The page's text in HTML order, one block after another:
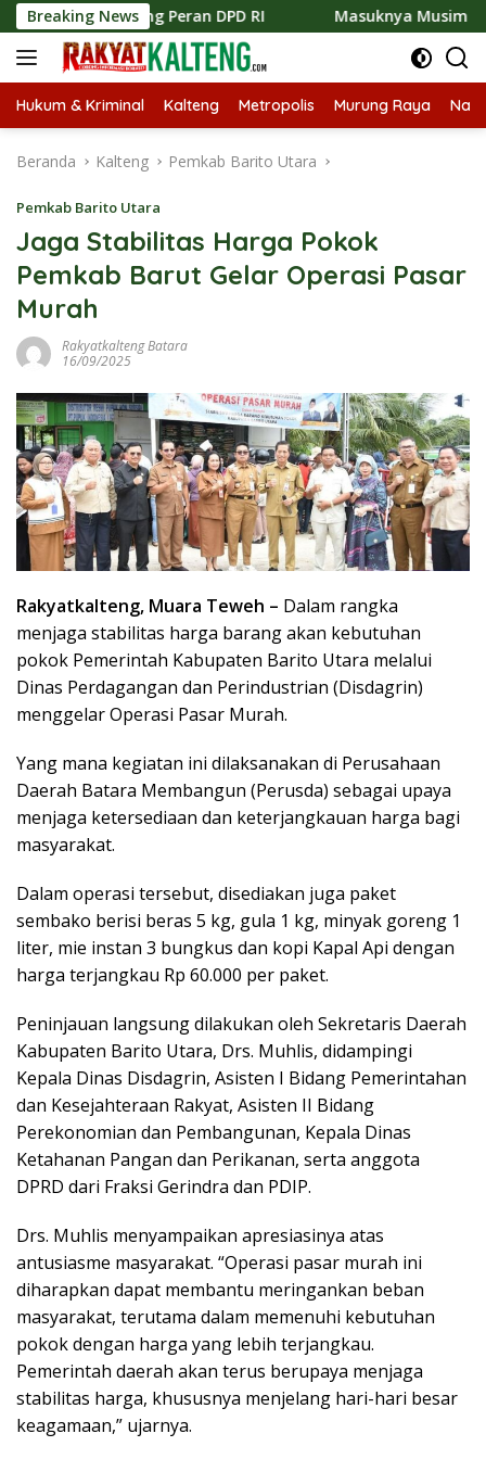
Langsung
ke
konten
Breaking News
Peran DPD RI Masuknya Musim Kemarau PT
Hukum & Kriminal Kalteng Metropolis Murung Raya
Beranda Kalteng Pemkab Barito Utara
Pemkab Barito Utara
Jaga Stabilitas Harga Pokok
Pemkab Barut Gelar Operasi Pasar
Murah
Rakyatkalteng Batara
16/09/2025
Rakyatkalteng, Muara Teweh – Dalam rangka
menjaga stabilitas harga barang akan kebutuhan
pokok Pemerintah Kabupaten Barito Utara melalui
Dinas Perdagangan dan Perindustrian (Disdagrin)
menggelar Operasi Pasar Murah.
Yang mana kegiatan ini dilaksanakan di Perusahaan
Daerah Batara Membangun (Perusda) sebagai upaya
menjaga ketersediaan dan keterjangkauan harga bagi
masyarakat.
Dalam operasi tersebut, disediakan juga paket
sembako berisi beras 5 kg, gula 1 kg, minyak goreng 1
liter, mie instan 3 bungkus dan kopi Kapal Api dengan
harga terjangkau Rp 60.000 per paket.
Peninjauan langsung dilakukan oleh Sekretaris Daerah
Kabupaten Barito Utara, Drs. Muhlis, didampingi
Kepala Dinas Disdagrin, Asisten I Bidang Pemerintahan
dan Kesejahteraan Rakyat, Asisten II Bidang
Perekonomian dan Pembangunan, Kepala Dinas
Ketahanan Pangan dan Perikanan, serta anggota
DPRD dari Fraksi Gerindra dan PDIP.
Drs. Muhlis menyampaikan apresiasinya atas
antusiasme masyarakat. “Operasi pasar murah ini
diharapkan dapat membantu meringankan beban
masyarakat, terutama dalam memenuhi kebutuhan
pokok dengan harga yang lebih terjangkau.
Pemerintah daerah akan terus berupaya menjaga
stabilitas harga, khususnya menjelang hari-hari besar
keagamaan,” ujarnya.